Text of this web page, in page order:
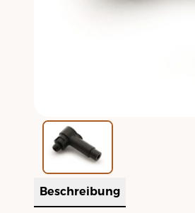
Beschreibung